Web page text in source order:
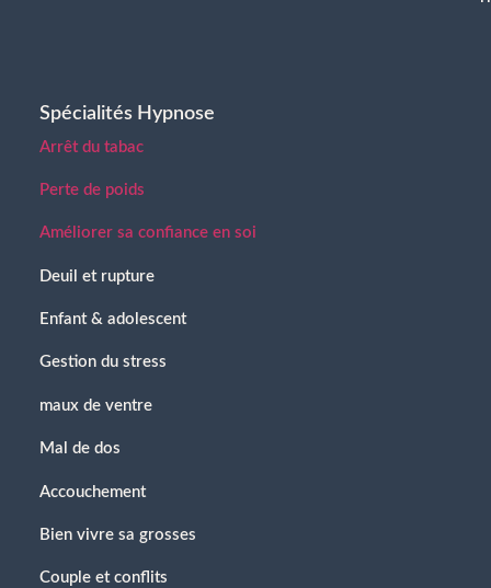
Spécialités Hypnose
Arrêt du tabac
Perte de poids
Améliorer sa confiance en soi
Deuil et rupture
Enfant & adolescent
Gestion du stress
maux de ventre
Mal de dos
Accouchement
Bien vivre sa grosses
Couple et conflits